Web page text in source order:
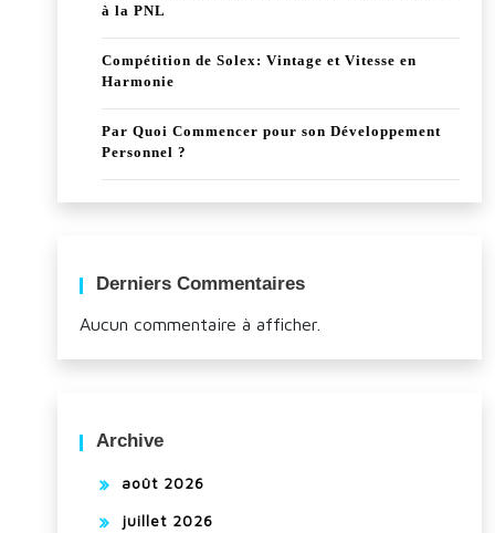
à la PNL
Compétition de Solex: Vintage et Vitesse en
Harmonie
Par Quoi Commencer pour son Développement
Personnel ?
Derniers Commentaires
Aucun commentaire à afficher.
Archive
août 2026
juillet 2026